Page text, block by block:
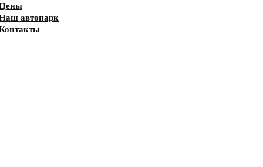
автопарк